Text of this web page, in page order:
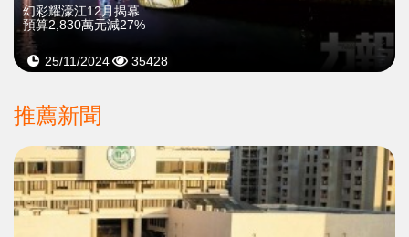
幻彩耀濠江12月揭幕
預算2,830萬元減27%
25/11/2024 35428
推薦新聞